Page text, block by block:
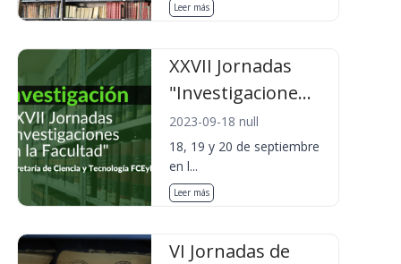
Leer más
XXVII Jornadas
"Investigacione...
2023-09-18 null
18, 19 y 20 de septiembre
en l...
Leer más
VI Jornadas de